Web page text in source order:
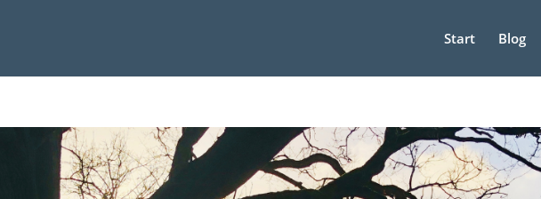
Start Blog